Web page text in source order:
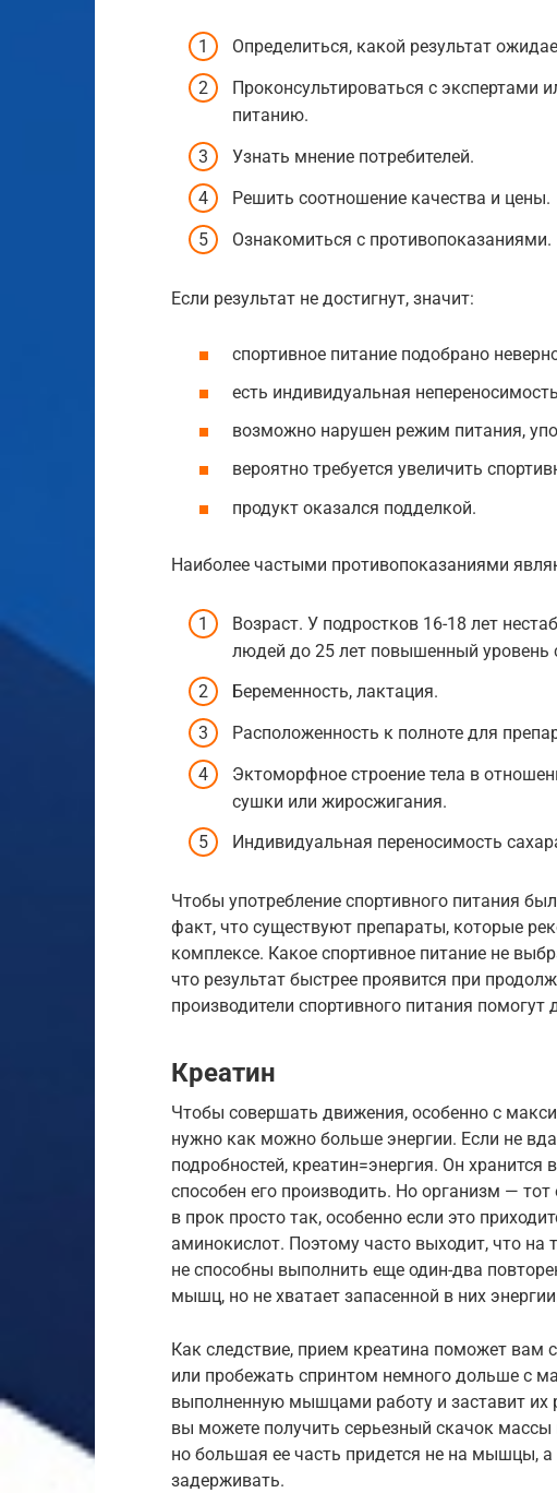
Определиться, какой результат
Проконсультироваться с экспертами
питанию.
Узнать мнение потребителей.
Решить соотношение качества и цены.
Ознакомиться с противопоказаниями.
Если результат не достигнут, значит:
спортивное питание подобрано
есть индивидуальная
возможно нарушен режим питания,
вероятно требуется увеличить
продукт оказался подделкой.
Наиболее частыми противопоказаниями
Возраст. У подростков 16-18 лет
людей до 25 лет повышенный уровень
Беременность, лактация.
Расположенность к полноте для
Эктоморфное строение тела в
сушки или жиросжигания.
Индивидуальная переносимость
Чтобы употребление спортивного питания
факт, что существуют препараты, которые
комплексе. Какое спортивное питание не
что результат быстрее проявится при
производители спортивного питания помогут
Креатин
Чтобы совершать движения, особенно с
нужно как можно больше энергии. Если не
подробностей, креатин=энергия. Он
способен его производить. Но организм —
в прок просто так, особенно если это
аминокислот. Поэтому часто выходит, что на
не способны выполнить еще один-два
мышц, но не хватает запасенной в них
Как следствие, прием креатина поможет вам
или пробежать спринтом немного дольше с
выполненную мышцами работу и заставит их
вы можете получить серьезный скачок
но большая ее часть придется не на мышцы,
задерживать.